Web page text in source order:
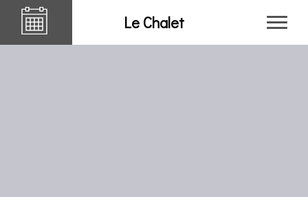
Le Chalet